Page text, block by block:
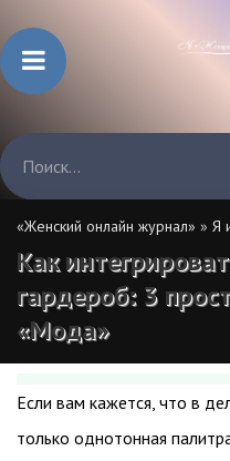
«Женский онлайн журнал» » Я
Как
гардероб: 3
«Мода»
Если вам кажется, что в
только однотонная